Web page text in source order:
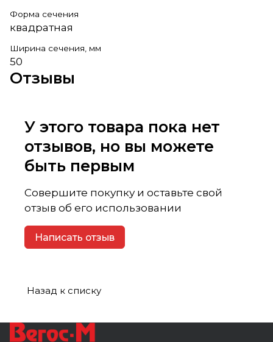
Форма сечения
квадратная
Ширина сечения, мм
50
Отзывы
У этого товара пока нет
отзывов, но вы можете
быть первым
Совершите покупку и оставьте свой
отзыв об его использовании
Написать отзыв
Назад к списку